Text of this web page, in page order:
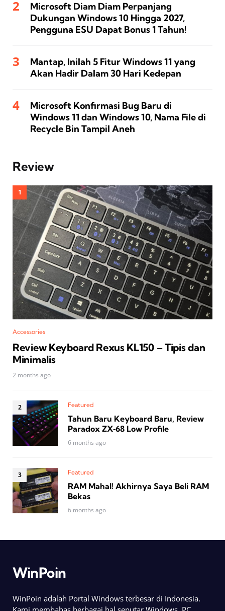
Microsoft Diam Diam Perpanjang
Dukungan Windows 10 Hingga 2027,
Pengguna ESU Dapat Bonus 1 Tahun!
Mantap, Inilah 5 Fitur Windows 11 yang
Akan Hadir Dalam 30 Hari Kedepan
Microsoft Konfirmasi Bug Baru di
Windows 11 dan Windows 10, Nama File di
Recycle Bin Tampil Aneh
Review
Accessories
Review Keyboard Rexus KL150 – Tipis dan
Minimalis
2 months ago
Featured
Tahun Baru Keyboard Baru, Review
Paradox ZX‑68 Low Profile
6 months ago
Featured
RAM Mahal! Akhirnya Saya Beli RAM
Bekas
6 months ago
WinPoin
WinPoin adalah Portal Windows terbesar di Indonesia.